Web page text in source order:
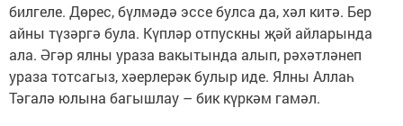
билгеле. Дөрес, бүлмәдә эссе булса да, хәл китә. Бер
айны түзәргә була. Күпләр отпускны җәй айларында
ала. Әгәр ялны ураза вакытында алып, рәхәтләнеп
ураза тотсагыз, хәерлерәк булыр иде. Ялны Аллаһ
Тәгалә юлына багышлау – бик күркәм гамәл.